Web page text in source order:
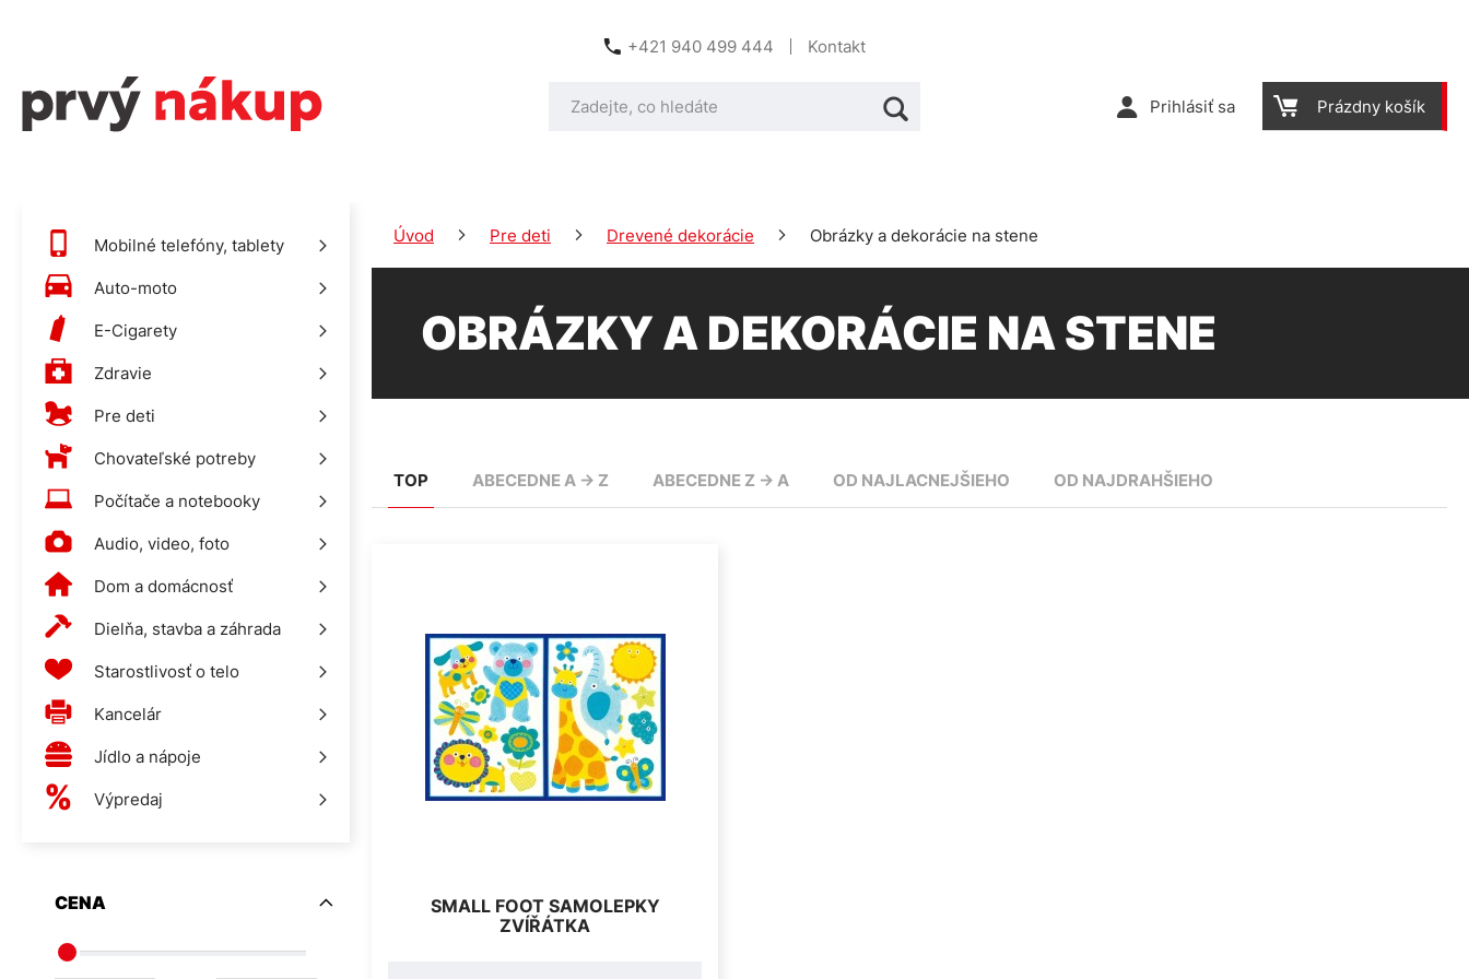
Prihlásiť sa Prázdny košík
+421 940 499 444 Kontakt
Úvod Pre deti Drevené dekorácie Obrázky a dekorácie na stene
OBRÁZKY A DEKORÁCIE NA STENE
TOP ABECEDNE A -> Z ABECEDNE Z -> A OD NAJLACNEJŠIEHO OD NAJDRAHŠIEHO
SMALL FOOT SAMOLEPKY
ZVÍŘÁTKA
Mobilné telefóny, tablety
Auto-moto
E-Cigarety
Zdravie
Pre deti
Chovateľské potreby
Počítače a notebooky
Audio, video, foto
Dom a domácnosť
Dielňa, stavba a záhrada
Starostlivosť o telo
Kancelár
Jídlo a nápoje
Výpredaj
CENA